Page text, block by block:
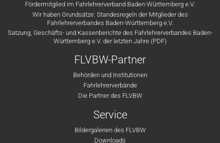
Fördermitglied im Fahrlehrerverband Baden-Württemberg e.V.
Wir haben Grundsätze: Standesregeln der Mitglieder des
Fahrlehrerverbandes Baden-Württemberg e.V.
Satzung, Geschäfts- und Kassenberichte des Fahrlehrerverbandes Baden-
Württemberg e.V. der letzten Jahre (PDF)
FLVBW-Partner
Behörden und Institutionen
Fahrlehrerverbände
Die Partner des FLVBW
Service
Bildergalerien des FLVBW
Downloads